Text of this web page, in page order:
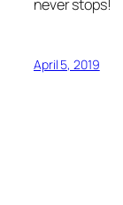
never stops!
April 5, 2019